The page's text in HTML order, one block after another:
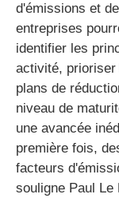
d'émissions et
entreprises
identifier les
activité,
plans de
niveau de
une avancée
première fois,
facteurs
souligne Paul Le